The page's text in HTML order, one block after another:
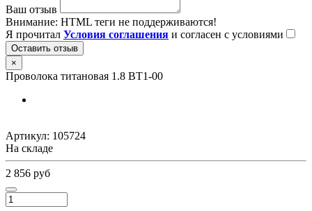
Ваш отзыв
Внимание: HTML теги не поддерживаются!
Я прочитал Условия соглашения и согласен с условиями
Оставить отзыв
×
Проволока титановая 1.8 ВТ1-00
Артикул: 105724
На складе
2 856 руб